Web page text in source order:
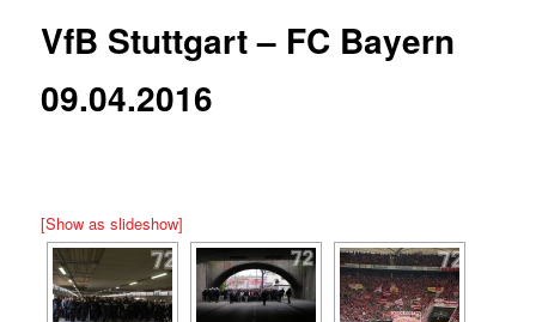
VfB Stuttgart – FC Bayern
09.04.2016
[Show as slideshow]